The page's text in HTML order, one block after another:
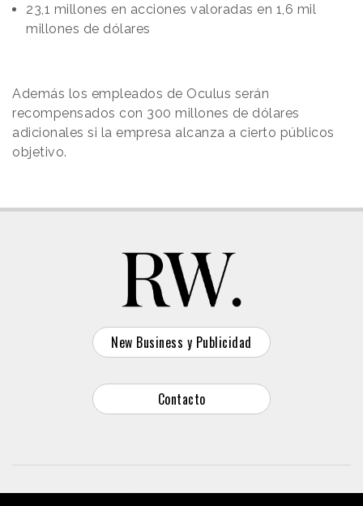
23,1 millones en acciones valoradas en 1,6 mil
millones de dólares
Además los empleados de Oculus serán
recompensados con 300 millones de dólares
adicionales si la empresa alcanza a cierto públicos
objetivo.
New Business y Publicidad
Contacto
© 2026 Reason Why